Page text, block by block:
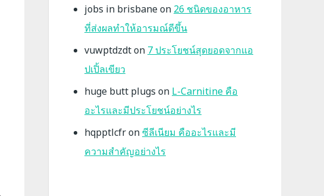
jobs in brisbaneon 26 ชนิดของอาหาร
ที่ส่งผลทำให้อารมณ์ดีขึ้น
vuwptdzdton 7 ประโยชน์สุดยอดจากแอ
ปเปิ้ลเขียว
huge butt plugs on L-Carnitine คือ
อะไรและมีประโยชน์อย่างไร
hqpptlcfronซีลีเนียม คืออะไรและมี
ความสำคัญอย่างไร